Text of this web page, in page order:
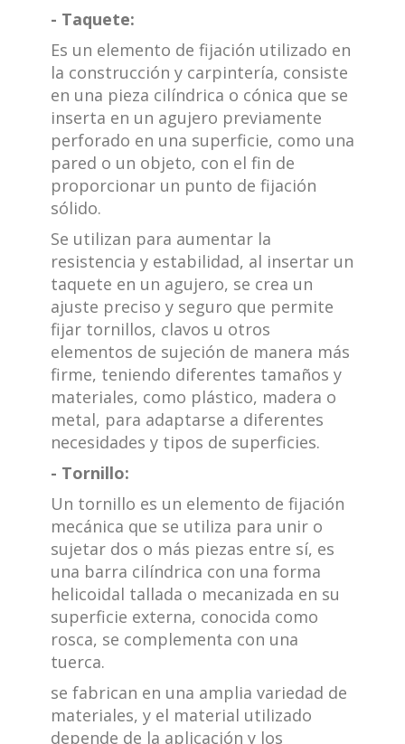
- Taquete:
Es un elemento de fijación utilizado en
la construcción y carpintería, consiste
en una pieza cilíndrica o cónica que se
inserta en un agujero previamente
perforado en una superficie, como una
pared o un objeto, con el fin de
proporcionar un punto de fijación
sólido.
Se utilizan para aumentar la
resistencia y estabilidad, al insertar un
taquete en un agujero, se crea un
ajuste preciso y seguro que permite
fijar tornillos, clavos u otros
elementos de sujeción de manera más
firme, teniendo diferentes tamaños y
materiales, como plástico, madera o
metal, para adaptarse a diferentes
necesidades y tipos de superficies.
- Tornillo:
Un tornillo es un elemento de fijación
mecánica que se utiliza para unir o
sujetar dos o más piezas entre sí, es
una barra cilíndrica con una forma
helicoidal tallada o mecanizada en su
superficie externa, conocida como
rosca, se complementa con una
tuerca.
se fabrican en una amplia variedad de
materiales, y el material utilizado
depende de la aplicación y los